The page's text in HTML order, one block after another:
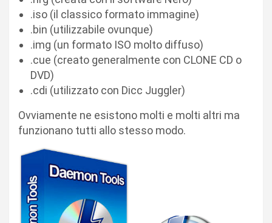
.iso (il classico formato immagine)
.bin (utilizzabile ovunque)
.img (un formato ISO molto diffuso)
.cue (creato generalmente con CLONE CD o
DVD)
.cdi (utilizzato con Dicc Juggler)
Ovviamente ne esistono molti e molti altri ma
funzionano tutti allo stesso modo.